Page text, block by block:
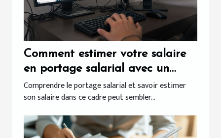
Comment estimer votre salaire
en portage salarial avec un
simulateur en ligne
Comprendre le portage salarial et savoir estimer
son salaire dans ce cadre peut sembler...